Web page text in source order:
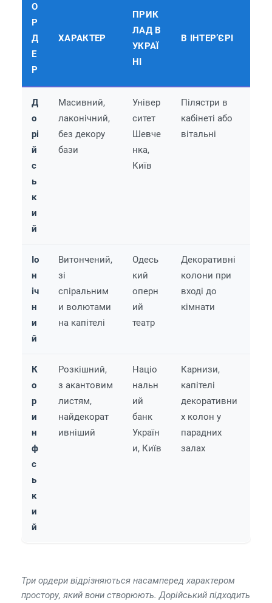
О
Р
Д
Е
Р
ХАРАКТЕР
ПРИК
ЛАД В
УКРАЇ
НІ
В ІНТЕР’ЄРІ
Д
о
рі
й
с
ь
к
и
й
Масивний,
лаконічний,
без декору
бази
Універ
ситет
Шевче
нка,
Київ
Пілястри в
кабінеті або
вітальні
Іо
н
іч
н
и
й
Витончений,
зі
спіральним
и волютами
на капітелі
Одесь
кий
оперн
ий
театр
Декоративні
колони при
вході до
кімнати
К
о
р
и
н
ф
с
ь
к
и
й
Розкішний,
з акантовим
листям,
найдекорат
ивніший
Націо
нальн
ий
банк
Україн
и, Київ
Карнизи,
капітелі
декоративни
х колон у
парадних
залах
Три ордери відрізняються насамперед характером
простору, який вони створюють. Дорійський підходить